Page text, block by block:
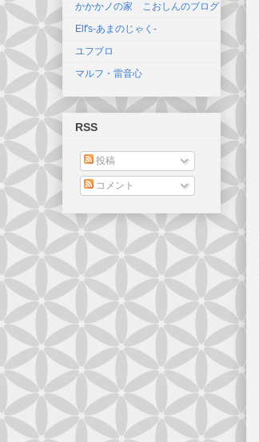
かかかノの家 こおしんのブログ
Elf's-あまのじゃく-
ユフブロ
マルフ・雷音心
RSS
投稿
コメント